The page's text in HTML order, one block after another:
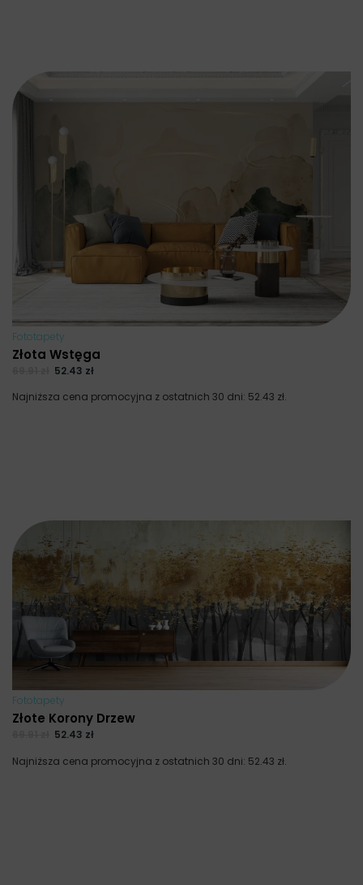
Fototapety
Złota Wstęga
52.43 zł
Najniższa cena promocyjna z ostatnich 30 dni: 52.43 zł.
Fototapety
Złote Korony Drzew
52.43 zł
Najniższa cena promocyjna z ostatnich 30 dni: 52.43 zł.